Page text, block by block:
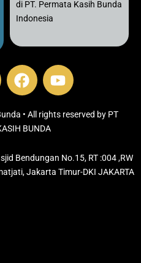
di PT. Permata Kasih Bunda
Indonesia
F
a
e
b
o
k
Y
o
t
e
• All rights reserved by PT
BUNDA
Bendungan No.15, RT :004 ,RW
Jakarta Timur-DKI JAKARTA